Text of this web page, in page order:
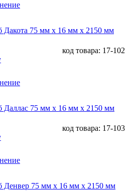
Дакота 75 мм х 16 мм х 2150 мм
код товара: 17-102
Даллас 75 мм х 16 мм х 2150 мм
код товара: 17-103
Денвер 75 мм х 16 мм х 2150 мм